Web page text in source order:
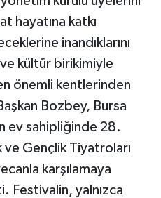
hayatına katkı
inandıklarını
kültür birikimiyle
önemli kentlerinden
Bozbey, Bursa
ev sahipliğinde 28.
ve Gençlik Tiyatroları
karşılamaya
Festivalin, yalnızca